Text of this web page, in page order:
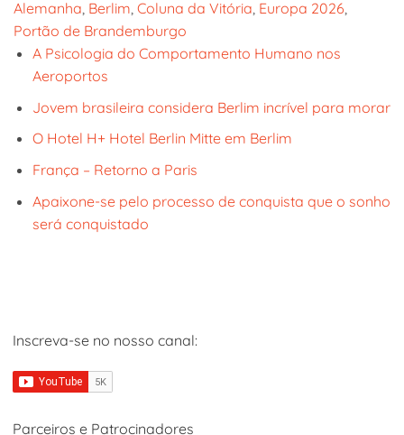
Alemanha, Berlim, Coluna da Vitória, Europa 2026
Portão de Brandemburgo
A Psicologia do Comportamento Humano nos
Aeroportos
Jovem brasileira considera Berlim incrível para morar
O Hotel H+ Hotel Berlin Mitte em Berlim
França – Retorno a Paris
Apaixone-se pelo processo de conquista que o sonho
será conquistado
Inscreva-se no nosso canal:
Parceiros e Patrocinadores